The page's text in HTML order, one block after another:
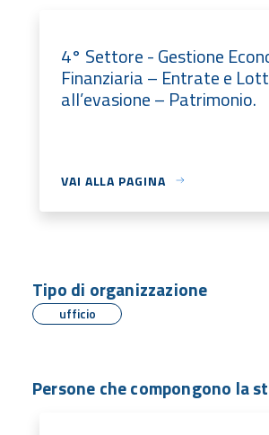
4° Settore - Gestione
Finanziaria – Entrate e
all’evasione – Patrimonio.
VAI ALLA PAGINA
Tipo di organizzazione
ufficio
Persone che compongono la